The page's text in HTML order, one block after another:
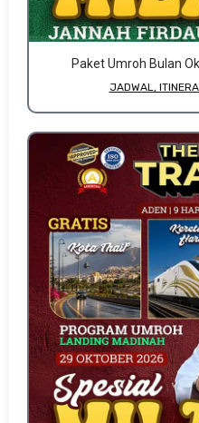
Paket Umroh Bulan
JADWAL,